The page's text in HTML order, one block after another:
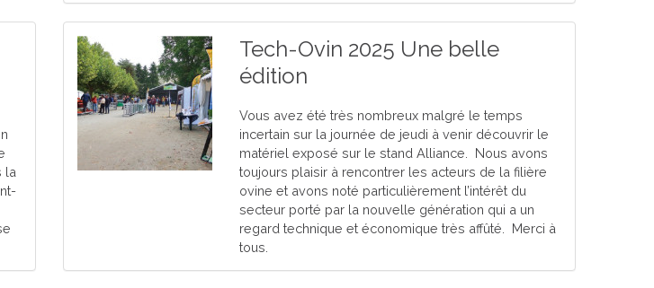
la
Tech-Ovin 2025 Une belle
édition
Vous avez été très nombreux malgré le temps
incertain sur la journée de jeudi à venir découvrir le
matériel exposé sur le stand Alliance. Nous avons
toujours plaisir à rencontrer les acteurs de la filière
ovine et avons noté particulièrement l’intérêt du
secteur porté par la nouvelle génération qui a un
regard technique et économique très affûté. Merci à
tous.